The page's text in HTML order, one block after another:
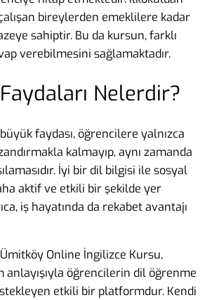
bireylerden emeklilere kadar
sahiptir. Bu da kursun, farklı
verebilmesini sağlamaktadır.
Nelerdir?
faydası, öğrencilere yalnızca
kalmayıp, aynı zamanda
İyi bir dil bilgisi ile sosyal
aktif ve etkili bir şekilde yer
iş hayatında da rekabet avantajı
Online İngilizce Kursu,
anlayışıyla öğrencilerin dil öğrenme
etkili bir platformdur. Kendi